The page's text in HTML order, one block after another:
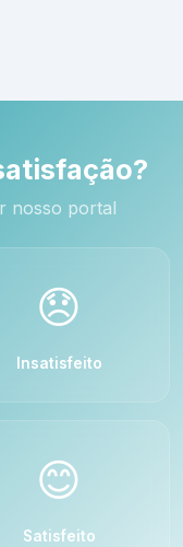
nosso portal
😞
Insatisfeito
😊
Satisfeito